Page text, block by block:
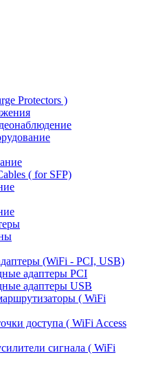
Protectors )
( for SFP)
(WiFi - PCI, USB)
адаптеры PCI
адаптеры USB
( WiFi
доступа ( WiFi Access
сигнала ( WiFi